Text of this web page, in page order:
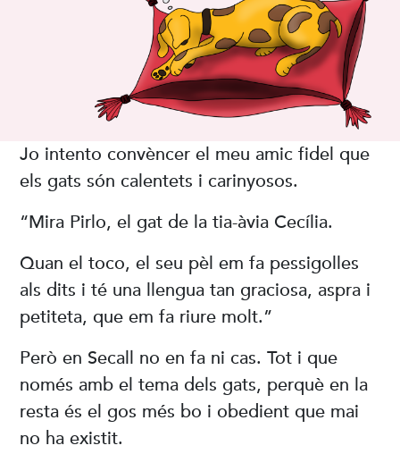
Jo intento convèncer el meu amic fidel que
els gats són calentets i carinyosos.
“Mira Pirlo, el gat de la tia-àvia Cecília.
Quan el toco, el seu pèl em fa pessigolles
als dits i té una llengua tan graciosa, aspra i
petiteta, que em fa riure molt.”
Però en Secall no en fa ni cas. Tot i que
només amb el tema dels gats, perquè en la
resta és el gos més bo i obedient que mai
no ha existit.